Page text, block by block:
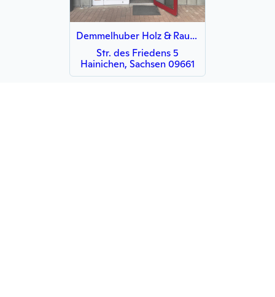
Demmelhuber Holz & Raum Vertriebs GmbH
Str. des Friedens 5
Hainichen, Sachsen 09661